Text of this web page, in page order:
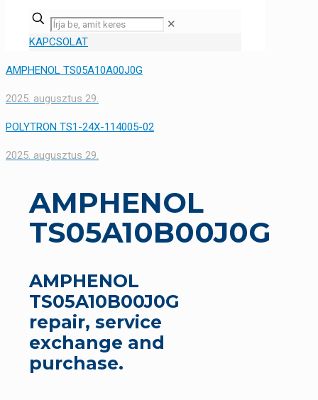
✕
KAPCSOLAT
AMPHENOL TS05A10A00J0G
2025. augusztus 29.
POLYTRON TS1-24X-114005-02
2025. augusztus 29.
AMPHENOL
TS05A10B00J0G
AMPHENOL
TS05A10B00J0G
repair, service
exchange and
purchase.